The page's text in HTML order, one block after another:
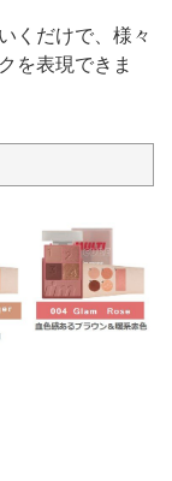
くだけで、様々
を表現できま